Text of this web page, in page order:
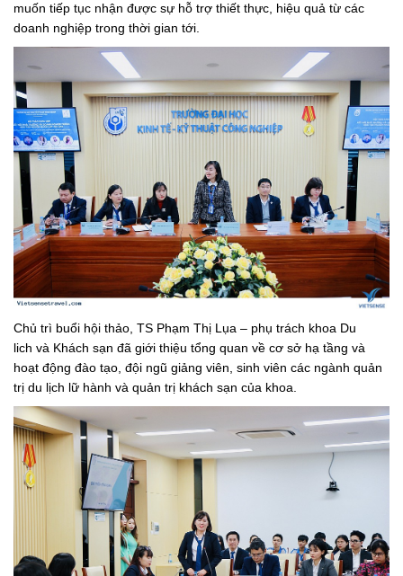
muốn tiếp tục nhận được sự hỗ trợ thiết thực, hiệu quả từ các
doanh nghiệp trong thời gian tới.
Chủ trì buổi hội thảo, TS Phạm Thị Lụa – phụ trách khoa Du
lich và Khách sạn đã giới thiệu tổng quan về cơ sở hạ tầng và
hoạt động đào tạo, đội ngũ giảng viên, sinh viên các ngành quản
trị du lịch lữ hành và quản trị khách sạn của khoa.